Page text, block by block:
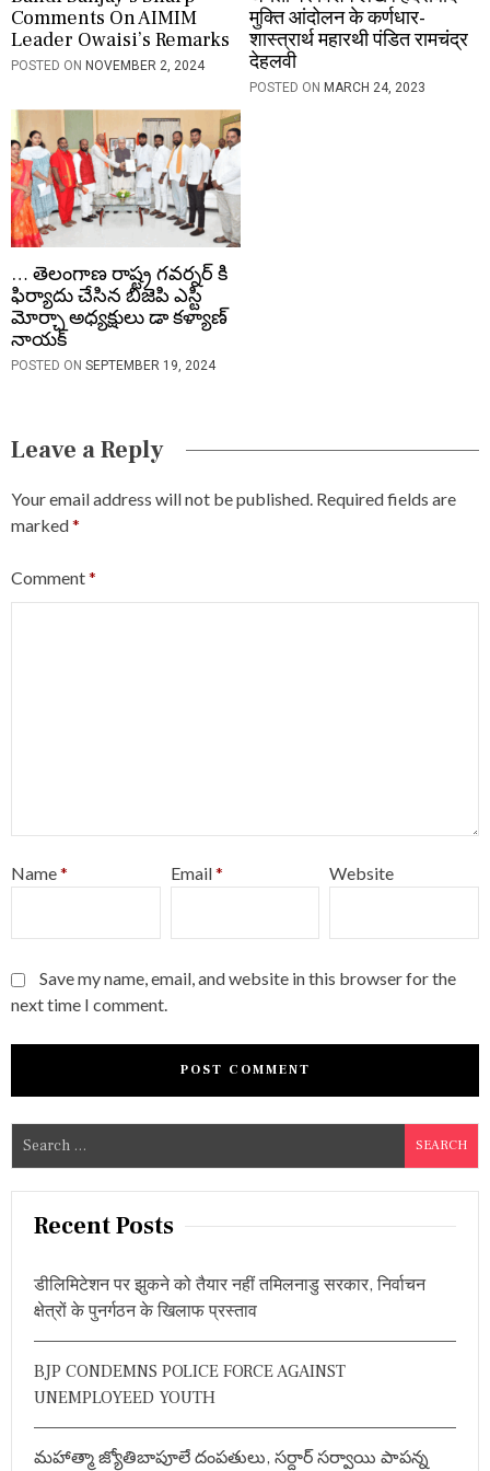
Comments On AIMIM
Leader Owaisi’s Remarks
POSTED ON NOVEMBER 2, 2024
मुक्ति आंदोलन के कर्णधार-
शास्त्रार्थ महारथी पंडित रामचंद्र
देहलवी
POSTED ON MARCH 24, 2023
… తెలంగాణ రాష్ట్ర గవర్నర్ కి
ఫిర్యాదు చేసిన బిజెపి ఎస్టి
మోర్చా అధ్యక్షులు డా కళ్యాణ్
నాయక్
POSTED ON SEPTEMBER 19, 2024
Leave a Reply
Your email address will not be published. Required fields are
marked*
Comment*
Name* Email* Website
Save my name, email, and website in this browser for the
next time I comment.
a
Recent Posts
डीलिमिटेशन पर झुकने को तैयार नहीं तमिलनाडु सरकार, निर्वाचन
क्षेत्रों के पुनर्गठन के खिलाफ प्रस्ताव
BJP CONDEMNS POLICE FORCE AGAINST
UNEMPLOYEED YOUTH
మహాత్మా జ్యోతిబాపూలే దంపతులు, సర్దార్ సర్వాయి పాపన్న